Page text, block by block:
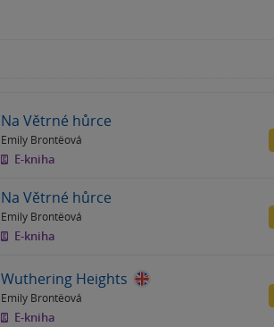
Na Větrné hůrce
Emily Brontëová
E-kniha
Na Větrné hůrce
Emily Brontëová
E-kniha
Wuthering Heights
Emily Brontëová
E-kniha